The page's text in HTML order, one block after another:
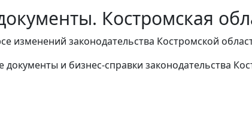
Костромская
изменений законодательства Костромской
и бизнес-справки законодательства